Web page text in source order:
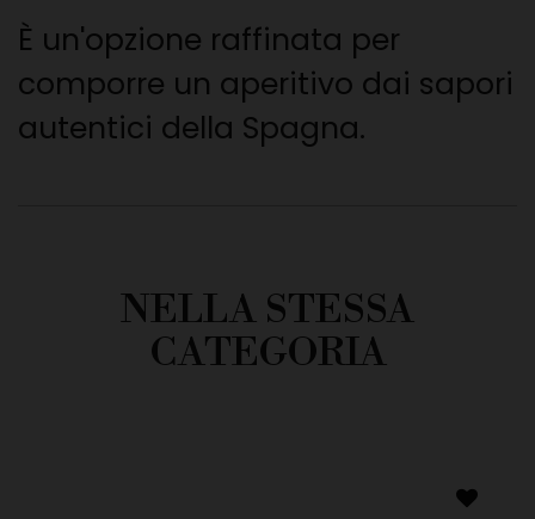
È un'opzione raffinata per
comporre un aperitivo dai sapori
autentici della Spagna.
NELLA STESSA
CATEGORIA